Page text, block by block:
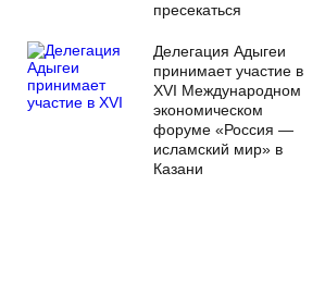
пресекаться
Делегация Адыгеи
принимает участие в
XVI Международном
экономическом
форуме «Россия —
исламский мир» в
Казани